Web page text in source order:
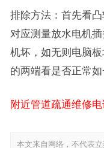
排除方法：首先看
对应测量放水电机
机坏，如无则电脑
的两端看是否正常如
附近管道疏通维修
本文来自网络，不代表